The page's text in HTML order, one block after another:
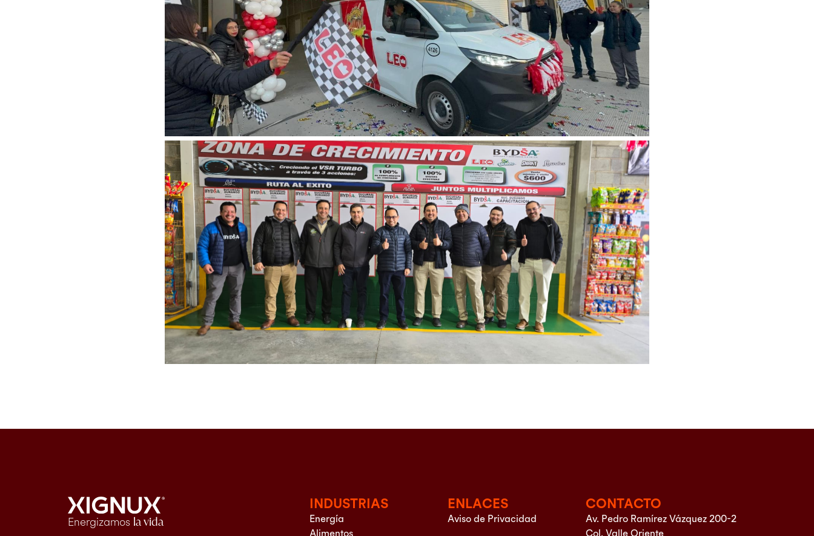
Energizamos la vida
INDUSTRIAS
Energía
Alimentos
ENLACES
Aviso de Privacidad
CONTACTO
Av. Pedro Ramírez Vázquez 200-2
Col. Valle Oriente